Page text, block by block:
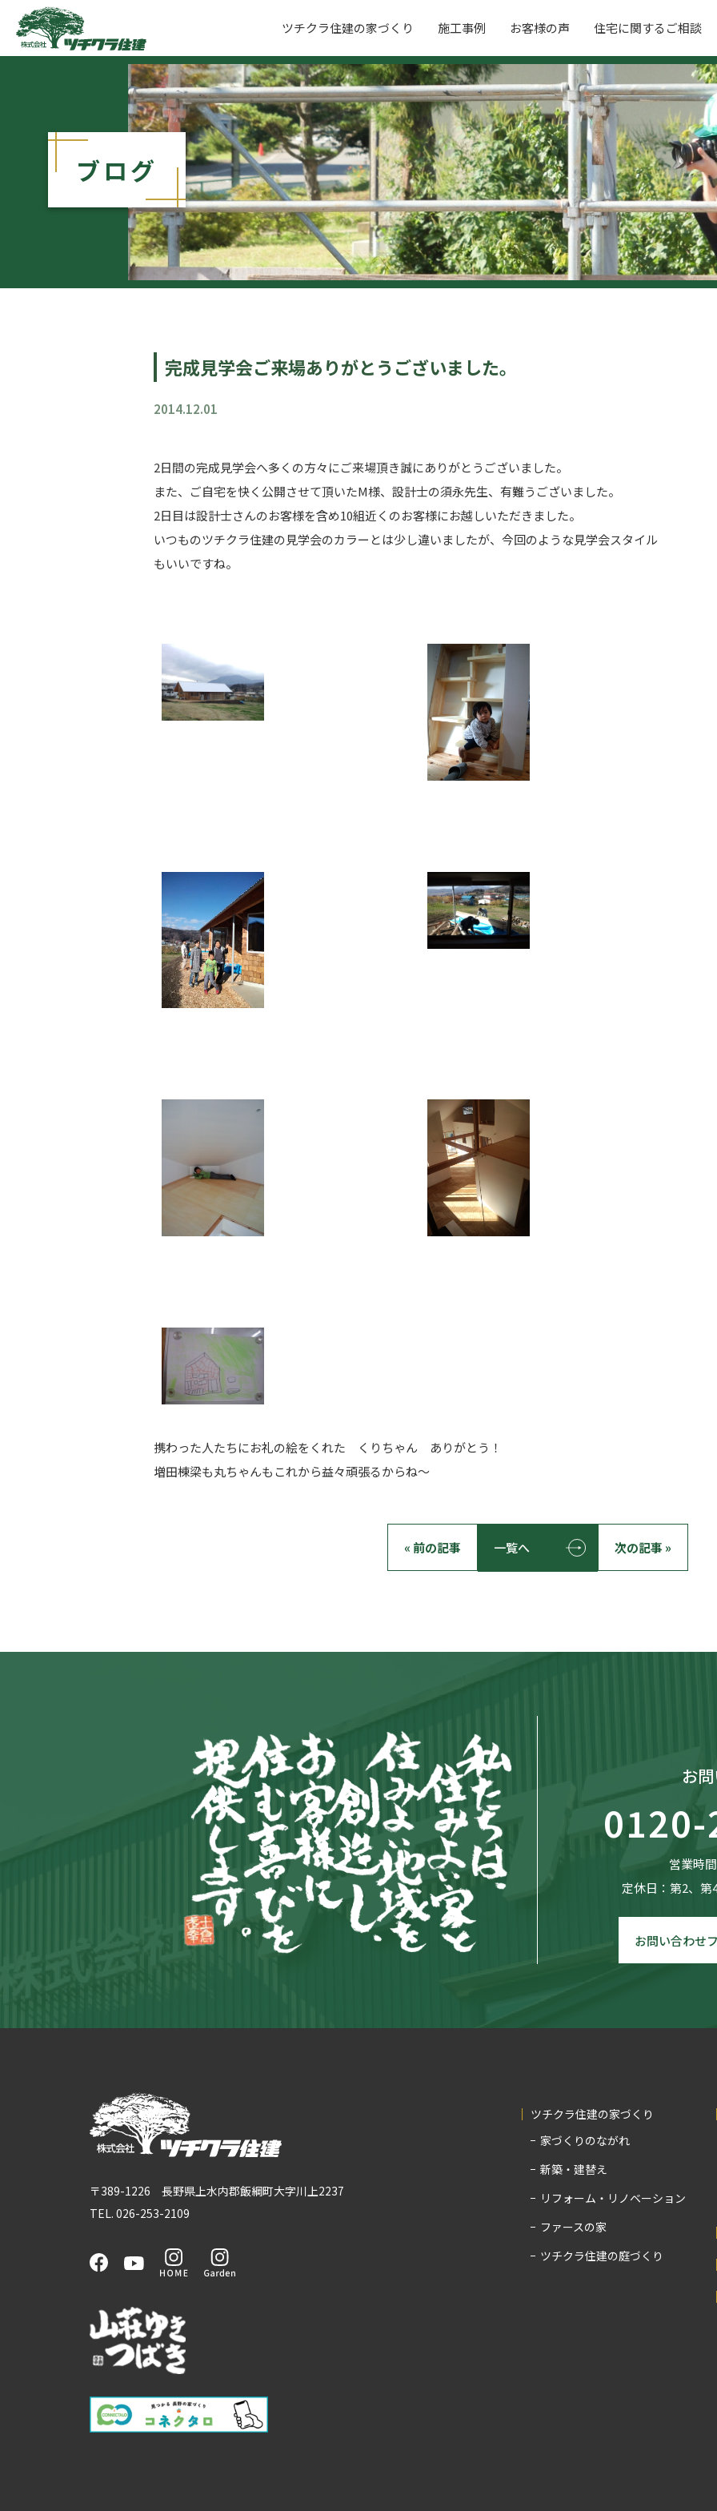
ツチクラ住建の家づくり 施工事例 お客様の声 住宅に関するご相談
ブログ
完成見学会ご来場ありがとうございました。
2014.12.01
2日間の完成見学会へ多くの方々にご来場頂き誠にありがとうございました。
また、ご自宅を快く公開させて頂いたM様、設計士の須永先生、有難うございました。
2日目は設計士さんのお客様を含め10組近くのお客様にお越しいただきました。
いつものツチクラ住建の見学会のカラーとは少し違いましたが、今回のような見学会スタイル
もいいですね。
携わった人たちにお礼の絵をくれた くりちゃん ありがとう！
増田棟梁も丸ちゃんもこれから益々頑張るからね～
« 前の記事 一覧へ 次の記事 »
お
営業時
定休日：第2、
お問い合わせ
〒389-1226 長野県上水内郡飯綱町大字川上2237
TEL. 026-253-2109
ツチクラ住建の家づくり
家づくりのながれ
新築・建替え
リフォーム・リノベーション
ファースの家
ツチクラ住建の庭づくり